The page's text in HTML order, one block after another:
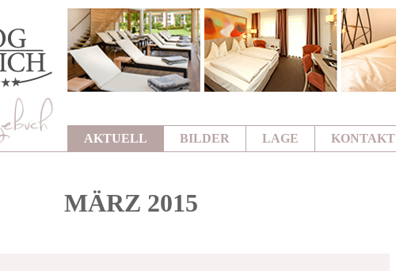
AKTUELL BILDER LAGE KONTAKT
MÄRZ 2015